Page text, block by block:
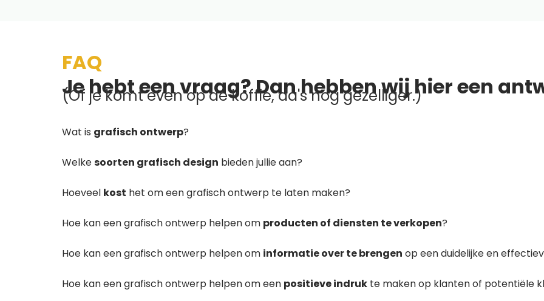
FAQ
Je hebt een vraag? Dan hebben wij hier een
(Of je komt even op de koffie, da's nog gezelliger.)
Wat is grafisch ontwerp?
Welkesoorten grafisch design bieden jullie aan?
Hoeveel kost het om een grafisch ontwerp te laten maken?
Hoe kan een grafisch ontwerp helpen om producten of diensten te verkopen?
Hoe kan een grafisch ontwerp helpen om informatie over te brengen op een duidelijke en
Hoe kan een grafisch ontwerp helpen om een positieve indruk te maken op klanten of potentiële